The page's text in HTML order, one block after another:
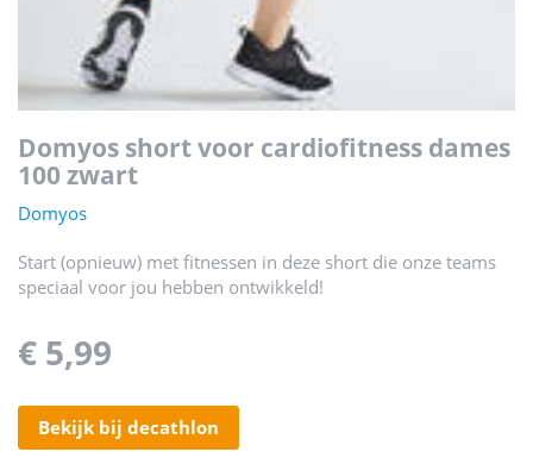
domyos short voor cardiofitness dames
100 zwart
Domyos
Start (opnieuw) met fitnessen in deze short die onze teams
speciaal voor jou hebben ontwikkeld!
€ 5,99
bekijk bij decathlon